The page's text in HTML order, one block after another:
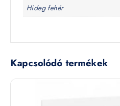
Hideg fehér
Kapcsolódó termékek